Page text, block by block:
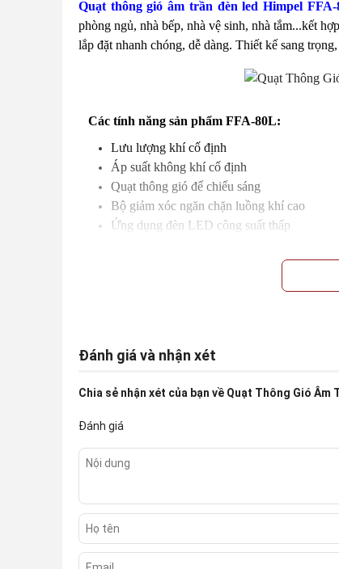
Quạt thông gió âm trần đèn led Himpel FFA-
phòng ngủ, nhà bếp, nhà vệ sinh, nhà tắm...kết
lắp đặt nhanh chóng, dễ dàng. Thiết kế sang
Các tính năng sản phẩm FFA-80L:
Lưu lượng khí cố định
Áp suất không khí cố định
Quạt thông gió để chiếu sáng
Bộ giảm xóc ngăn chặn luồng khí cao
Ứng dụng đèn LED công suất thấp
FFA-80L thông gió, hút mùi, hút ẩm hiệu quả
quạt thông gió âm
Sản phẩm có tích hợp thêm đèn led để chiếu
sáng nhẹ như phòng ngủ hay nhà tắm.
Model: FFA-80L
Lưu lượng không khí: 90m3/h
Công suất: 35W/ Led: 12W
Độ ồn: 36dB
Đánh giá và nhận xét
Chia sẻ nhận xét của bạn về Quạt Thông Gió Âm
Đánh giá